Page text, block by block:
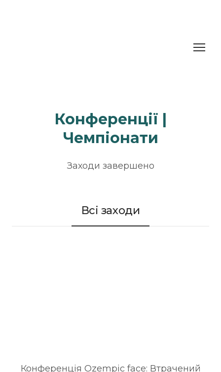
Конференції |
Чемпіонати
Заходи завершено
Всі заходи
Конференція Ozempic face: Втрачений